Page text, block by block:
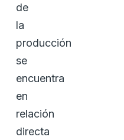
de
la
producción
se
encuentra
en
relación
directa